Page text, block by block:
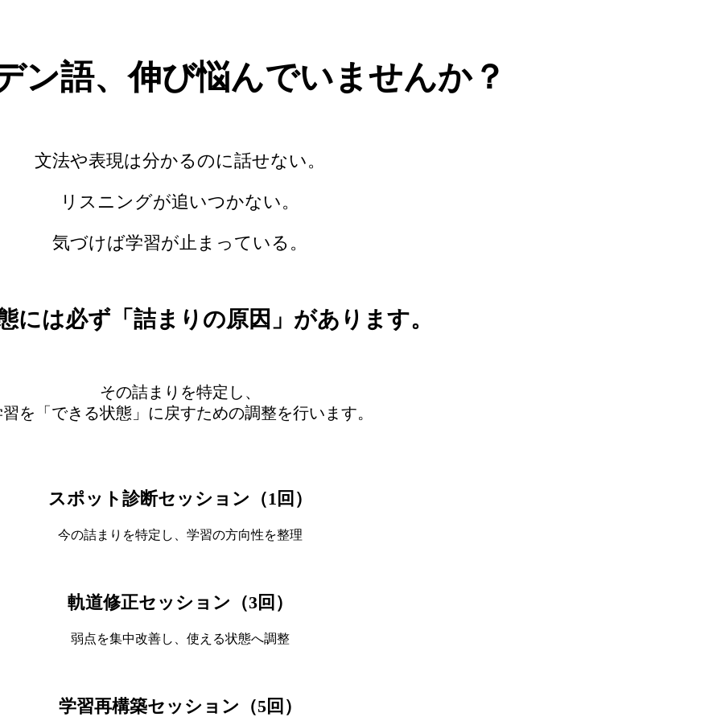
ン語、伸び悩んでいませんか？
文法や表現は分かるのに話せない。
リスニングが追いつかない。
気づけば学習が止まっている。
には必ず「詰まりの原因」があります。
その詰まりを特定し、
を「できる状態」に戻すための調整を行います。
スポット診断セッション（1回）
今の詰まりを特定し、学習の方向性を整理
軌道修正セッション（3回）
弱点を集中改善し、使える状態へ調整
学習再構築セッション（5回）